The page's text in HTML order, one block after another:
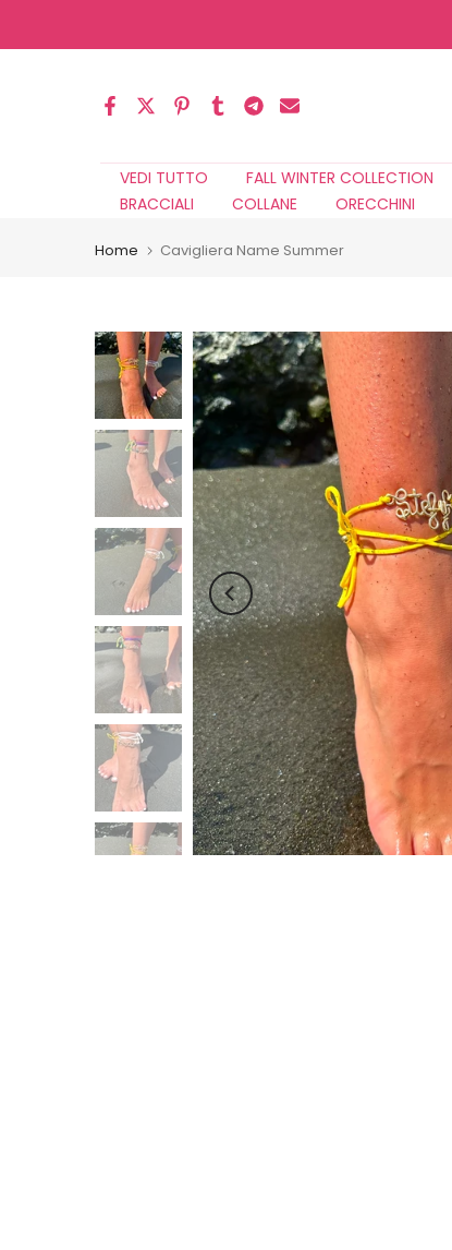
al
VEDI TUTTO FALL WINTER COLLECTION
BRACCIALI
COLLANE ORECCHINI
Home Cavigliera Name Summer